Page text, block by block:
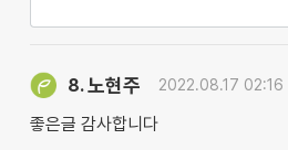
8.노현주 2022.08.17 02:16
좋은글 감사합니다